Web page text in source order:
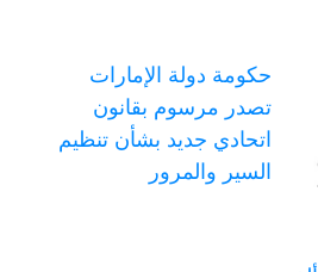
حكومة دولة الإمارات
تصدر مرسوم بقانون
اتحادي جديد بشأن تنظيم
السير والمرور